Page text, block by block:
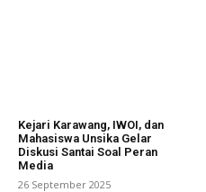
Kejari Karawang, IWOI, dan
Mahasiswa Unsika Gelar
Diskusi Santai Soal Peran
Media
26 September 2025